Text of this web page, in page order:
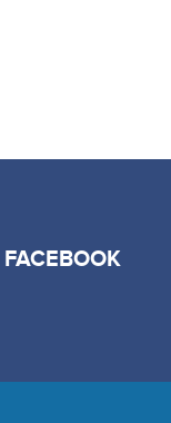
FACEBOOK